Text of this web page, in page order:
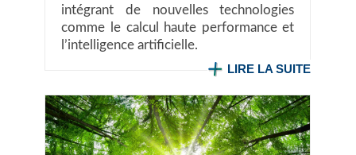
intégrant de nouvelles technologies
comme le calcul haute performance et
l’intelligence artificielle.
LIRE LA SUITE